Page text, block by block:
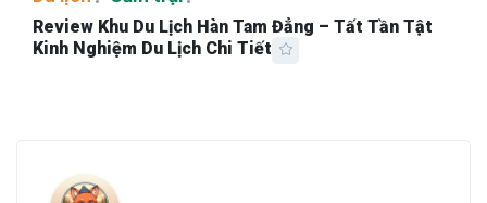
Review Khu Du Lịch Hàn Tam Đẳng – Tất Tần Tật
Kinh Nghiệm Du Lịch Chi Tiết